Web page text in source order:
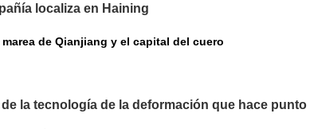
localiza en Haining
de Qianjiang y el capital del cuero
la tecnología de la deformación que hace punto